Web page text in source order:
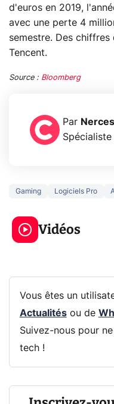
d'euros en 2019,
avec une perte 4
semestre. Des
Tencent.
Source : Bloomberg
Par Nerces
Spécialiste
Gaming Logiciels Pro
Vidéos
3 écrans en 1
319€ ? Voici
CQ32G4ZA !
Vous êtes un
Actualitésou de
Suivez-nous pour
tech !